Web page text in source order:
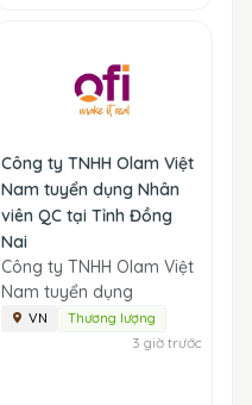
Công ty TNHH Olam Việt
Nam tuyển dụng Nhân
viên QC tại Tỉnh Đồng
Nai
Công ty TNHH Olam Việt
Nam tuyển dụng
VN Thương lượng
3 giờ trước